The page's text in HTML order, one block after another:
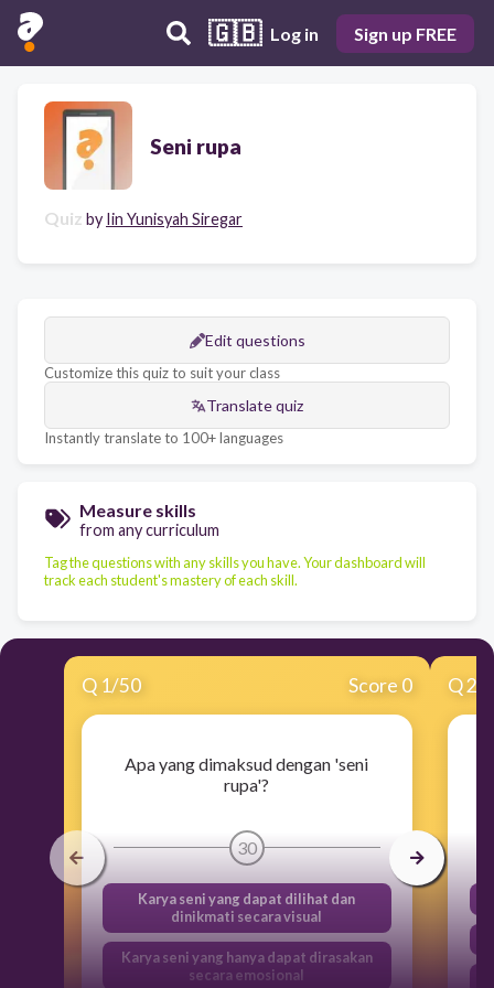
🇬🇧 Log in Sign up FREE
Seni rupa
Quiz by Iin Yunisyah Siregar
Edit questions
Customize this quiz to suit your class
Translate quiz
Instantly translate to 100+ languages
Measure skills
from any curriculum
Tag the questions with any skills you have. Your dashboard will
track each student's mastery of each skill.
Q 1/50 Score 0
Apa yang dimaksud dengan 'seni
rupa'?
30
Karya seni yang dapat dilihat dan
dinikmati secara visual
Karya seni yang hanya dapat dirasakan
secara emosional
Q2